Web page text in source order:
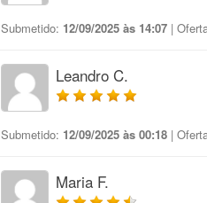
Submetido: 12/09/2025 às 14:07 |
Leandro C.
Submetido: 12/09/2025 às 00:18 |
Maria F.